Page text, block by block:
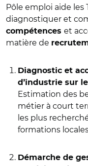
Pôle emploi aide les
diagnostiquer et
compétences et
matière de
Diagnostic et
d’industrie sur
Estimation des
métier à court
les plus
formations
Démarche de